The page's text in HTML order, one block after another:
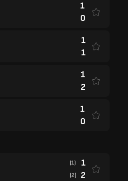
1
0
1
1
1
2
1
0
(1) 1
(2) 2